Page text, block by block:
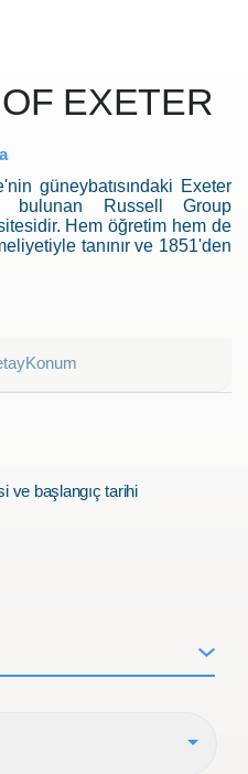
EXETER
güneybatısındaki Exeter
bulunan Russell Group
Hem öğretim hem de
tanınır ve 1851'den
taahhüdü ile bilinir.
Exeter'ın dört kampüsü
Exeter St Luke's, Penryn
Konum
ve başlangıç tarihi